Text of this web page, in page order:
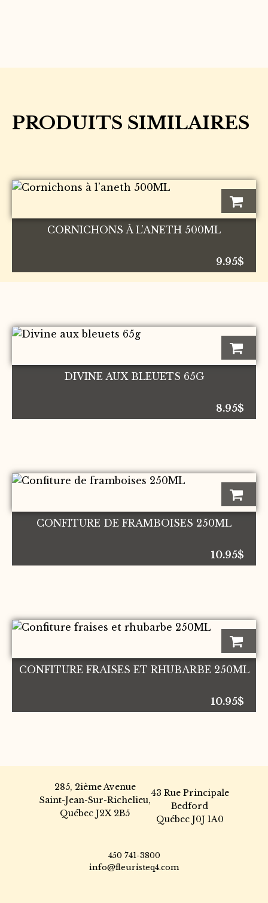
PRODUITS SIMILAIRES
CORNICHONS À L’ANETH 500ML
9.95$
DIVINE AUX BLEUETS 65G
8.95$
CONFITURE DE FRAMBOISES 250ML
10.95$
CONFITURE FRAISES ET RHUBARBE 250ML
10.95$
285, 2ième Avenue
Saint-Jean-Sur-Richelieu,
Québec J2X 2B5
43 Rue Principale
Bedford
Québec J0J 1A0
450 741-3800
info@fleuristeq4.com